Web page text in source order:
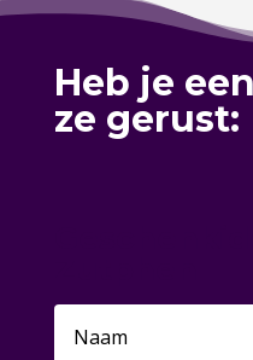
Heb je
ze gerust: